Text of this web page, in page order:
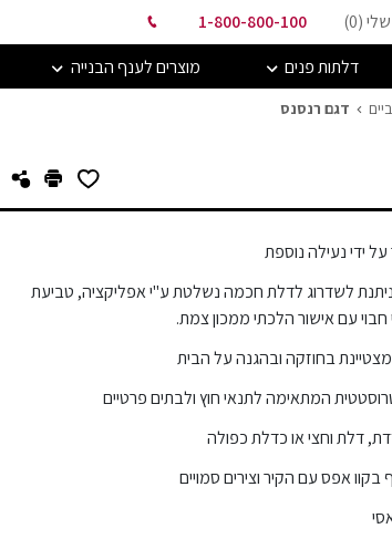
(
0
)
1-800-800-100
דלתות פנים מוצרים לענף הבנייה
דגם רנסנס
ידי נעילה נוספת
לשדרוג לדלת חכמה נשלטת ע"י אפליקציה, טביעת
חבוי עם אישור הלכתי ממכון צמת.
בחוזקה ובהגנה על הבית
המתאימה לתנאי חוץ ולבתים פרטיים
דלת וחצי או כדלת כפולה
אפס עם הקיר וצירים סמויים